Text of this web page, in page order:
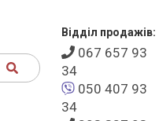
Відділ продажів:
067 657 93
34
050 407 93
34